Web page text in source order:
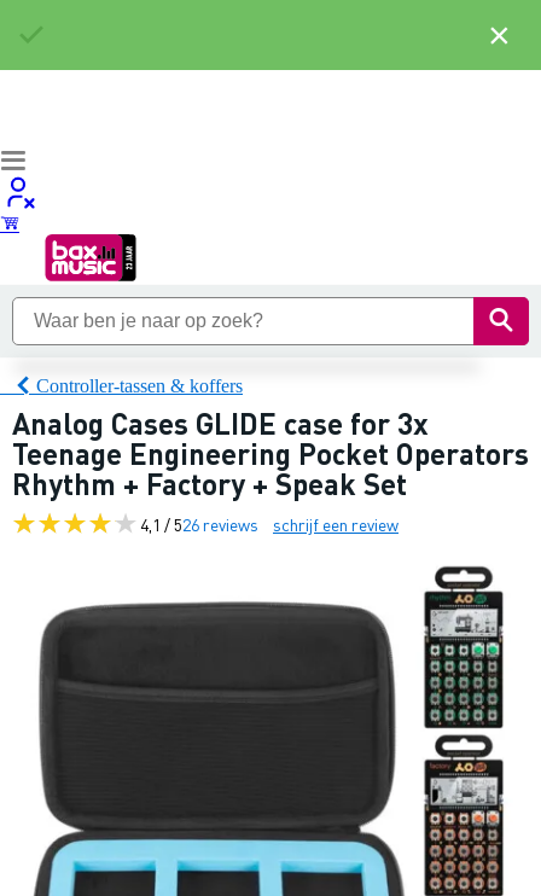
Controller-tassen & koffers
Analog Cases GLIDE case for 3x
Teenage Engineering Pocket Operators
Rhythm + Factory + Speak Set
4,1 / 526 reviews schrijf een review
×